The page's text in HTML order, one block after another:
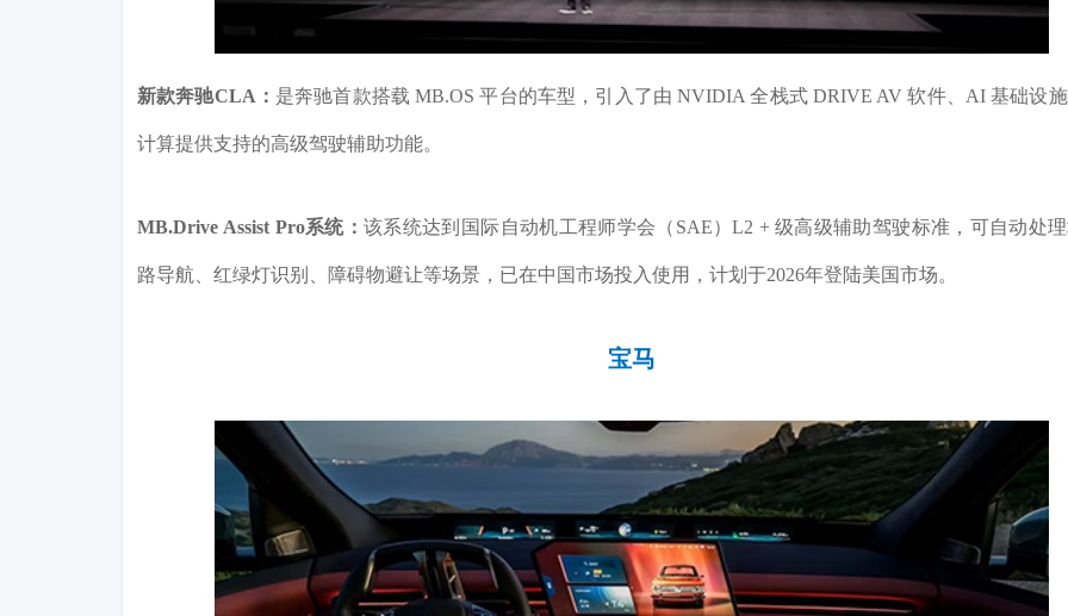
新款奔驰CLA： 是奔驰首款搭载 MB.OS 平台的车型，引入了由 NVIDIA 全栈式 DRIVE AV 软件、AI 基础设
计算提供支持的高级驾驶辅助功能。
MB.Drive Assist Pro系统：该系统达到国际自动机工程师学会（SAE）L2 + 级高级辅助驾驶标准，可自动处
路导航、红绿灯识别、障碍物避让等场景，已在中国市场投入使用，计划于2026年登陆美国市场。
宝马